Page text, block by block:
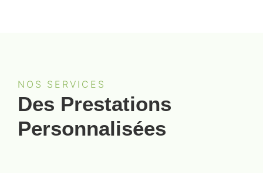
NOS SERVICES
Des Prestations
Personnalisées